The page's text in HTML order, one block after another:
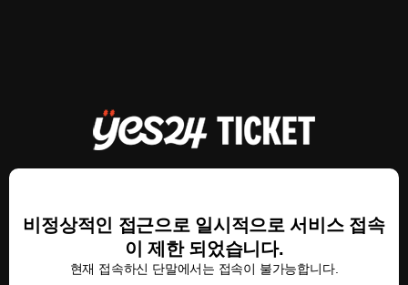
비정상적인 접근으로 일시적으로 서비스 접속
이 제한 되었습니다.
현재 접속하신 단말에서는 접속이 불가능합니다.